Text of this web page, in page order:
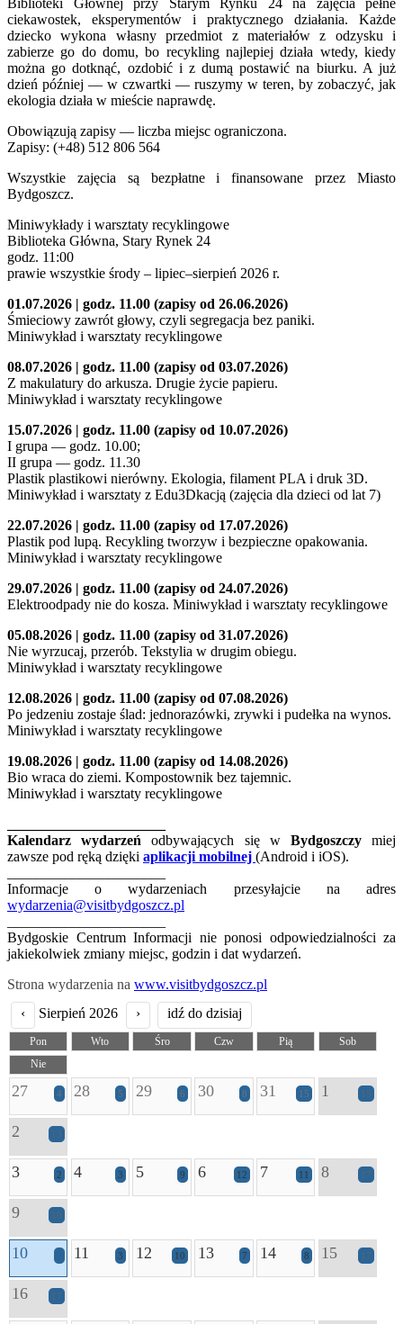
Biblioteki Głównej przy Starym Rynku 24 na zajęcia pełne
ciekawostek, eksperymentów i praktycznego działania. Każde
dziecko wykona własny przedmiot z materiałów z odzysku i
zabierze go do domu, bo recykling najlepiej działa wtedy, kiedy
można go dotknąć, ozdobić i z dumą postawić na biurku. A już
dzień później — w czwartki — ruszymy w teren, by zobaczyć, jak
ekologia działa w mieście naprawdę.
Obowiązują zapisy — liczba miejsc ograniczona.
Zapisy: (+48) 512 806 564
Wszystkie zajęcia są bezpłatne i finansowane przez Miasto
Bydgoszcz.
Miniwykłady i warsztaty recyklingowe
Biblioteka Główna, Stary Rynek 24
godz. 11:00
prawie wszystkie środy – lipiec–sierpień 2026 r.
01.07.2026 | godz. 11.00 (zapisy od 26.06.2026)
Śmieciowy zawrót głowy, czyli segregacja bez paniki.
Miniwykład i warsztaty recyklingowe
08.07.2026 | godz. 11.00 (zapisy od 03.07.2026)
Z makulatury do arkusza. Drugie życie papieru.
Miniwykład i warsztaty recyklingowe
15.07.2026 | godz. 11.00 (zapisy od 10.07.2026)
I grupa — godz. 10.00;
II grupa — godz. 11.30
Plastik plastikowi nierówny. Ekologia, filament PLA i druk 3D.
Miniwykład i warsztaty z Edu3Dkacją (zajęcia dla dzieci od lat 7)
22.07.2026 | godz. 11.00 (zapisy od 17.07.2026)
Plastik pod lupą. Recykling tworzyw i bezpieczne opakowania.
Miniwykład i warsztaty recyklingowe
29.07.2026 | godz. 11.00 (zapisy od 24.07.2026)
Elektroodpady nie do kosza. Miniwykład i warsztaty recyklingowe
05.08.2026 | godz. 11.00 (zapisy od 31.07.2026)
Nie wyrzucaj, przerób. Tekstylia w drugim obiegu.
Miniwykład i warsztaty recyklingowe
12.08.2026 | godz. 11.00 (zapisy od 07.08.2026)
Po jedzeniu zostaje ślad: jednorazówki, zrywki i pudełka na wynos.
Miniwykład i warsztaty recyklingowe
19.08.2026 | godz. 11.00 (zapisy od 14.08.2026)
Bio wraca do ziemi. Kompostownik bez tajemnic.
Miniwykład i warsztaty recyklingowe
Kalendarz wydarzeńodbywających się w Bydgoszczymiej
zawsze pod ręką dzięki aplikacji mobilnej (Android i iOS).
Informacje o wydarzeniach przesyłajcie na adres
wydarzenia@visitbydgoszcz.pl
Bydgoskie Centrum Informacji nie ponosi odpowiedzialności za
jakiekolwiek zmiany miejsc, godzin i dat wydarzeń.
Strona wydarzenia na www.visitbydgoszcz.pl
‹
Sierpień 2026 › idź do dzisiaj
Pon Wto Śro Czw Pią
Sob
Nie
27 4 28 5 29 6 30 8 31 15 1 15
2 13
3 2 4 3 5 9 6 12 7 11 8 17
9 10
10 11 3 12 10 13 7 14 8 15 17
16 17